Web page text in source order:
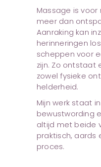
Massage is
meer dan
Aanraking kan
herinneringen
scheppen voor
zijn. Zo ontstaat
zowel fysieke
helderheid.
Mijn werk staat
bewustwording
altijd met beide
praktisch, aards
proces.